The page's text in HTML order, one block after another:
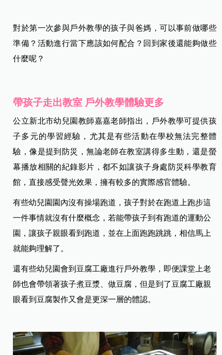
對於第一次參與戶外教學的孩子與爸媽，可以事前做哪些
準備？活動進行當下應該如何配合？回到家後還能夠做些
什麼呢？
帶孩子走出教室 戶外教學體驗更多
公立新北市幼兒園教師嘉嘉老師指出，戶外教學可提供孩
子多元的學習經驗，尤其是有些活動在學校無法完整體
驗，像是提到防災，無論老師在教室講得多生動，還是螢
幕播放相關的紀錄影片，都不如讓孩子身處防災科學教育
館，直接感受聲光效果，擁有較多的實際感官體驗。
有些幼兒園園內沒有操場跑道，孩子對於在跑道上跑步這
一件事情就沒有什麼概念，若能帶孩子到有跑道的運動公
園，讓孩子親眼看到跑道，並在上面跑跑跳跳，相信馬上
就能夠理解了。
還有些幼兒園會到豆腐工廠進行戶外教學，即便課堂上老
師也會帶領著孩子煮豆漿、做豆腐，但是到了豆腐工廠親
眼看到豆腐製作又會是更深一層的體認。